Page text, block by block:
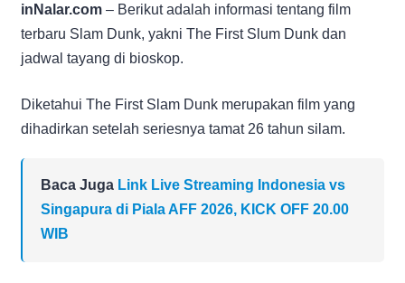
inNalar.com – Berikut adalah informasi tentang film
terbaru Slam Dunk, yakni The First Slum Dunk dan
jadwal tayang di bioskop.
Diketahui The First Slam Dunk merupakan film yang
dihadirkan setelah seriesnya tamat 26 tahun silam.
Baca Juga Link Live Streaming Indonesia vs
Singapura di Piala AFF 2026, KICK OFF 20.00
WIB